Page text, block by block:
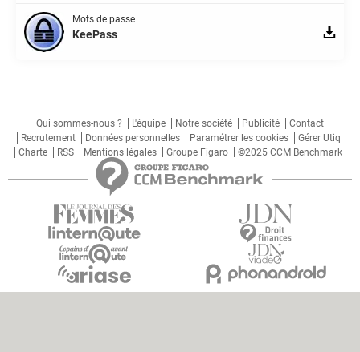
Mots de passe
KeePass
Qui sommes-nous ? L'équipe Notre société Publicité
Contact
Recrutement
Données personnelles Paramétrer les cookies
Gérer Utiq
Charte
RSS Mentions légales Groupe Figaro ©2025 CCM Benchmark